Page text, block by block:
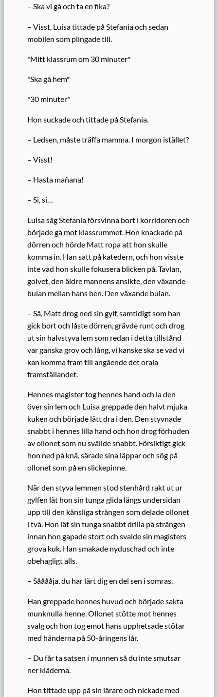
– Ska vi gå och ta en fika?
– Visst, Luisa tittade på Stefania och sedan
mobilen som plingade till.
*Mitt klassrum om 30 minuter*
*Ska gå hem*
*30 minuter*
Hon suckade och tittade på Stefania.
– Ledsen, måste träffa mamma. I morgon istället?
– Visst!
– Hasta mañana!
– Si, si…
Luisa såg Stefania försvinna bort i korridoren och
började gå mot klassrummet. Hon knackade på
dörren och hörde Matt ropa att hon skulle
komma in. Han satt på katedern, och hon visste
inte vad hon skulle fokusera blicken på. Tavlan,
golvet, den äldre mannens ansikte, den växande
bulan mellan hans ben. Den växande bulan.
– Så, Matt drog ned sin gylf, samtidigt som han
gick bort och låste dörren, grävde runt och drog
ut sin halvstyva lem som redan i detta tillstånd
var ganska grov och lång, vi kanske ska se vad vi
kan komma fram till angående det orala
framställandet.
Hennes magister tog hennes hand och la den
över sin lem och Luisa greppade den halvt mjuka
kuken och började lätt dra i den. Den styvnade
snabbt i hennes lilla hand och hon drog förhuden
av ollonet som nu svällde snabbt. Försiktigt gick
hon ned på knä, särade sina läppar och sög på
ollonet som på en slickepinne.
När den styva lemmen stod stenhård rakt ut ur
gylfen lät hon sin tunga glida längs undersidan
upp till den känsliga strängen som delade ollonet
i två. Hon lät sin tunga snabbt drilla på strängen
innan hon gapade stort och svalde sin magisters
grova kuk. Han smakade nyduschad och inte
obehagligt alls.
– Sååååja, du har lärt dig en del sen i somras.
Han greppade hennes huvud och började sakta
munknulla henne. Ollonet stötte mot hennes
svalg och hon tog emot hans upphetsade stötar
med händerna på 50-åringens lår.
– Du får ta satsen i munnen så du inte smutsar
ner kläderna.
Hon tittade upp på sin lärare och nickade med